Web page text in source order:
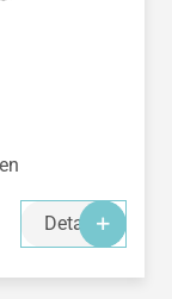
Details